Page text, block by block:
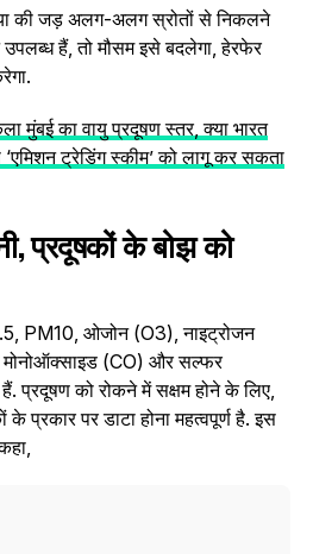
की जड़ अलग-अलग स्रोतों से निकलने
उपलब्ध हैं, तो मौसम इसे बदलेगा, हेरफेर
मुंबई का वायु प्रदूषण स्तर, क्या भारत
ट्रेडिंग स्कीम’ को लागू कर सकता
प्रदूषकों के बोझ को
PM10, ओजोन (O3), नाइट्रोजन
मोनोऑक्साइड (CO) और सल्फर
प्रदूषण को रोकने में सक्षम होने के लिए,
प्रकार पर डाटा होना महत्वपूर्ण है. इस